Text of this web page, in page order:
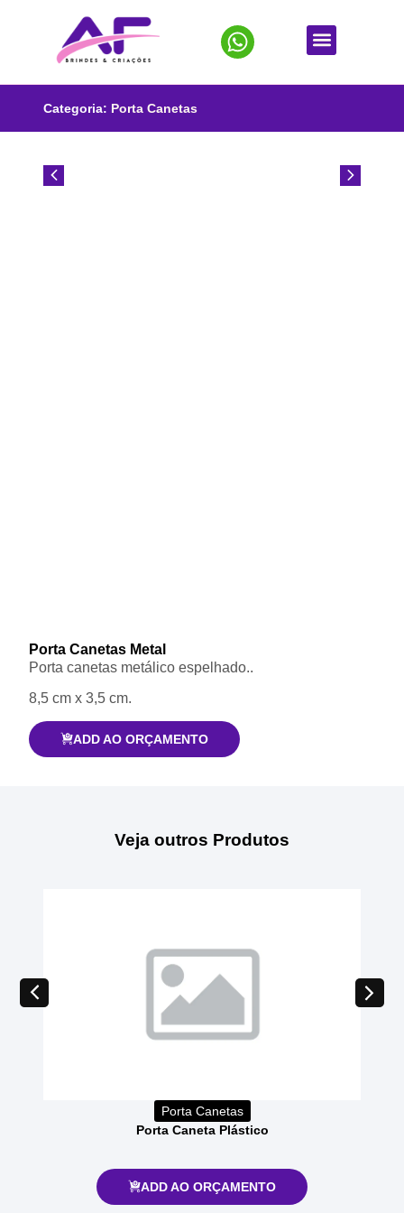
Categoria: Porta Canetas
Porta Canetas Metal
Porta canetas metálico espelhado..
8,5 cm x 3,5 cm.
ADD AO ORÇAMENTO
Veja outros Produtos
Porta Canetas
Porta Caneta Plástico
ADD AO ORÇAMENTO